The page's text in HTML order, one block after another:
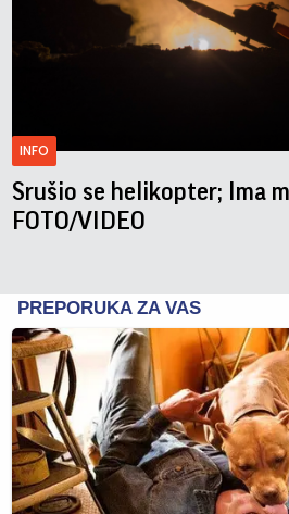
INFO
Srušio se helikopter; Ima
FOTO/VIDEO